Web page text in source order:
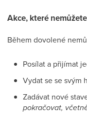
Akce, které
Během dovolené
Posílat a přijímat
Vydat se se svým
Zadávat nové
pokračovat,